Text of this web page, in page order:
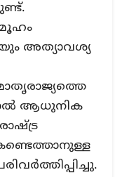
അത്യാവശ്യ
ആധുനിക